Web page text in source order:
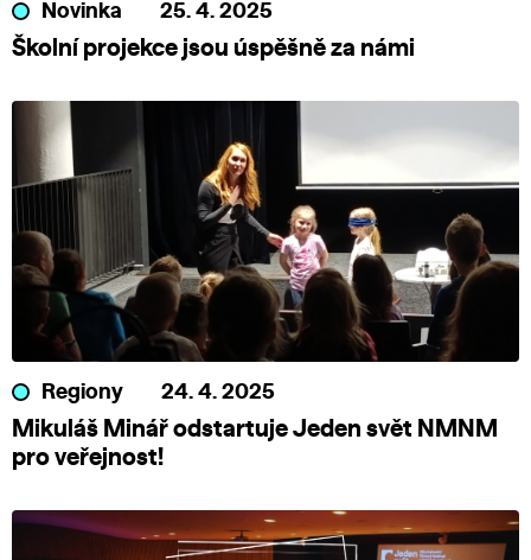
Novinka 25. 4. 2025
Školní projekce jsou úspěšně za námi
Regiony 24. 4. 2025
Mikuláš Minář odstartuje Jeden svět NMNM
pro veřejnost!